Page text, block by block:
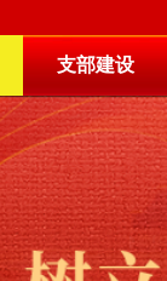
支部建设